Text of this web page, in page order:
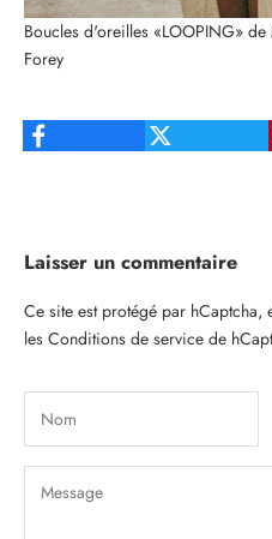
Boucles d'oreilles «LOOPING»
Forey
Laisser un commentaire
Ce site est protégé par hCaptcha,
les Conditions de service de